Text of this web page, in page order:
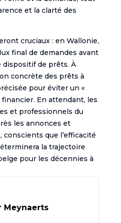
et la clarté des
cruciaux : en Wallonie,
final de demandes avant
de prêts. À
concrète des prêts à
pour éviter un «
En attendant, les
et professionnels du
les annonces et
conscients que l’efficacité
la trajectoire
pour les décennies à
Meynaerts